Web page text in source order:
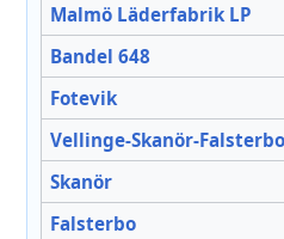
Malmö Läderfabrik LP
Bandel 648
Fotevik
Vellinge-Skanör-
Skanör
Falsterbo